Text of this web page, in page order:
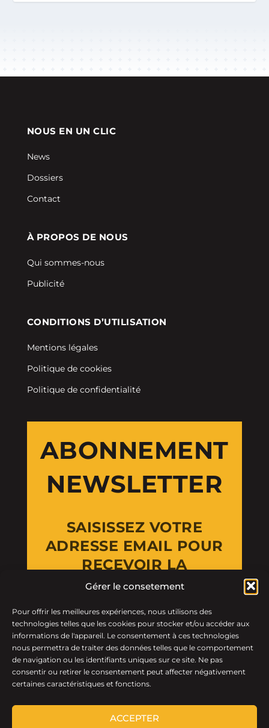
Gérer le consetement
Pour offrir les meilleures expériences, nous utilisons des
technologies telles que les cookies pour stocker et/ou accéder aux
informations de l'appareil. Le consentement à ces technologies
nous permettra de traiter des données telles que le comportement
de navigation ou les identifiants uniques sur ce site. Ne pas
consentir ou retirer le consentement peut affecter négativement
certaines caractéristiques et fonctions.
ACCEPTER
NOUS EN UN CLIC
News
Dossiers
Contact
À PROPOS DE NOUS
Qui sommes-nous
Publicité
CONDITIONS D’UTILISATION
Mentions légales
Politique de cookies
Politique de confidentialité
ABONNEMENT
NEWSLETTER
SAISISSEZ VOTRE
ADRESSE EMAIL POUR
RECEVOIR LA
NEWSLETTER
Email Address